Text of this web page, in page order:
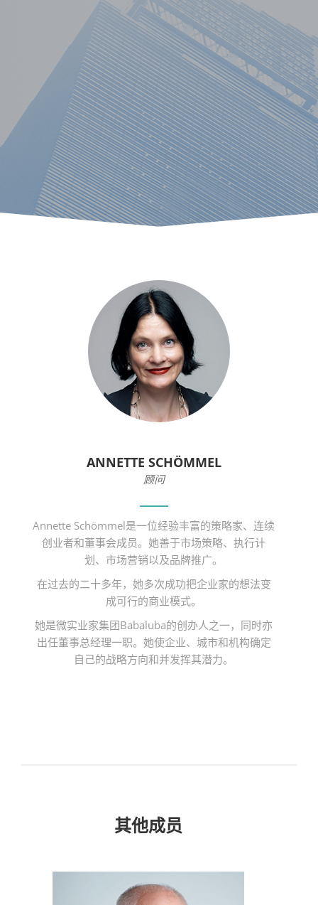
ANNETTE SCHÖMMEL
顾问
Annette Schömmel是一位经验丰富的策略家、连续
创业者和董事会成员。她善于市场策略、执行计
划、市场营销以及品牌推广。
在过去的二十多年，她多次成功把企业家的想法变
成可行的商业模式。
她是微实业家集团Babaluba的创办人之一，同时亦
出任董事总经理一职。她使企业、城市和机构确定
自己的战略方向和并发挥其潜力。
其他成员